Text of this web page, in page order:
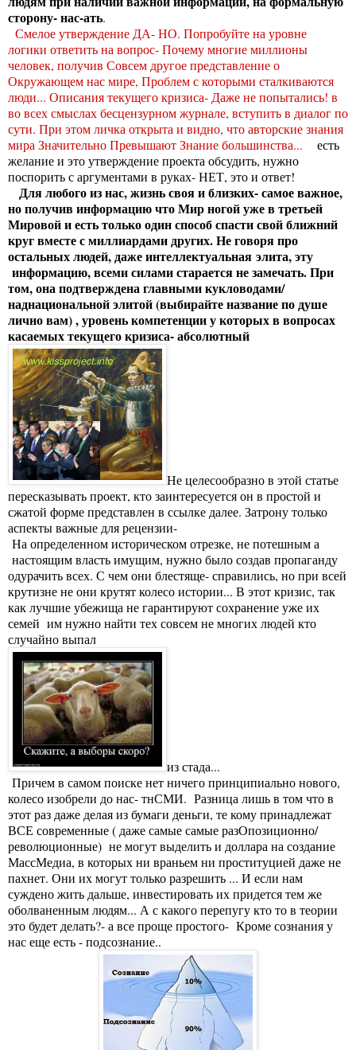
сторону- нас-ать.
Смелое утверждение ДА- НО. Попробуйте на уровне
логики ответить на вопрос- Почему многие миллионы
человек, получив Совсем другое представление о
Окружающем нас мире, Проблем с которыми сталкиваются
люди... Описания текущего кризиса- Даже не попытались! в
во всех смыслах бесцензурном журнале, вступить в диалог по
сути. При этом личка открыта и видно, что авторские знания
мира Значительно Превышают Знание большинства... есть
желание и это утверждение проекта обсудить, нужно
поспорить с аргументами в руках- НЕТ, это и ответ!
Для любого из нас, жизнь своя и близких- самое важное,
но получив информацию что Мир ногой уже в третьей
Мировой и есть только один способ спасти свой ближний
круг вместе с миллиардами других. Не говоря про
остальных людей, даже интеллектуальная элита, эту
информацию, всеми силами старается не замечать. При
том, она подтверждена главными кукловодами/
наднациональной элитой (выбирайте название по душе
лично вам) , уровень компетенции у которых в вопросах
касаемых текущего кризиса- абсолютный
Не целесообразно в этой статье
пересказывать проект, кто заинтересуется он в простой и
сжатой форме представлен в ссылке далее. Затрону только
аспекты важные для рецензии-
На определенном историческом отрезке, не потешным а
настоящим власть имущим, нужно было создав пропаганду
одурачить всех. С чем они блестяще- справились, но при всей
крутизне не они крутят колесо истории... В этот кризис, так
как лучшие убежища не гарантируют сохранение уже их
семей им нужно найти тех совсем не многих людей кто
случайно выпал
из стада...
Причем в самом поиске нет ничего принципиально нового,
колесо изобрели до нас- тнСМИ. Разница лишь в том что в
этот раз даже делая из бумаги деньги, те кому принадлежат
ВСЕ современные ( даже самые самые разОпозиционно/
революционные) не могут выделить и доллара на создание
МассМедиа, в которых ни враньем ни проституцией даже не
пахнет. Они их могут только разрешить ... И если нам
суждено жить дальше, инвестировать их придется тем же
оболваненным людям... А с какого перепугу кто то в теории
это будет делать?- а все проще простого- Кроме сознания у
нас еще есть - подсознание..